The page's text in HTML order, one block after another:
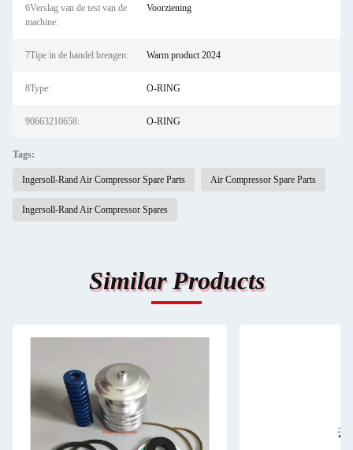
6Verslag van de test van de
machine:
Voorziening
7Tipe in de handel brengen: Warm product 2024
8Type: O-RING
90663210658: O-RING
Tags:
Ingersoll-Rand Air Compressor Spare Parts Air Compressor Spare Parts
Ingersoll-Rand Air Compressor Spares
Similar Products